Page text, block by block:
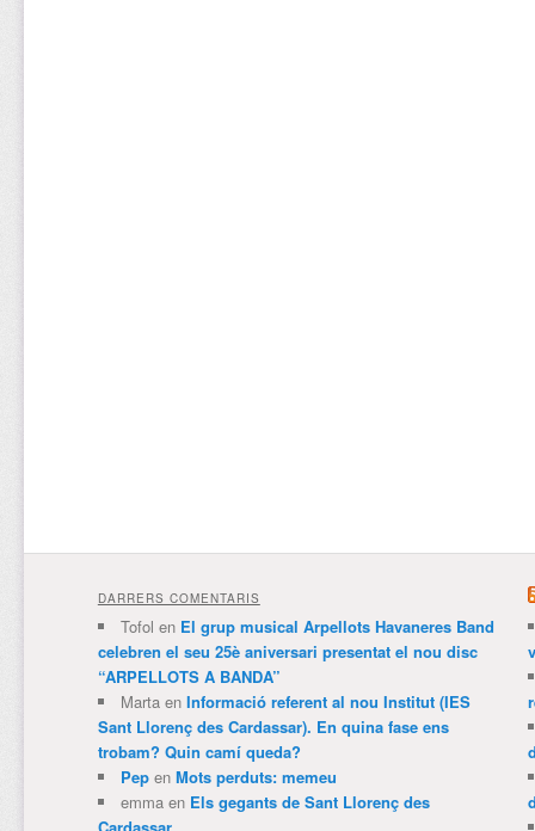
DARRERS COMENTARIS
Tofol en El grup musical Arpellots Havaneres Band
celebren el seu 25è aniversari presentat el nou disc
“ARPELLOTS A BANDA”
Martaen Informació referent al nou Institut (IES
Sant Llorenç des Cardassar). En quina fase ens
trobam? Quin camí queda?
Pepen Mots perduts: memeu
emmaen Els gegants de Sant Llorenç des